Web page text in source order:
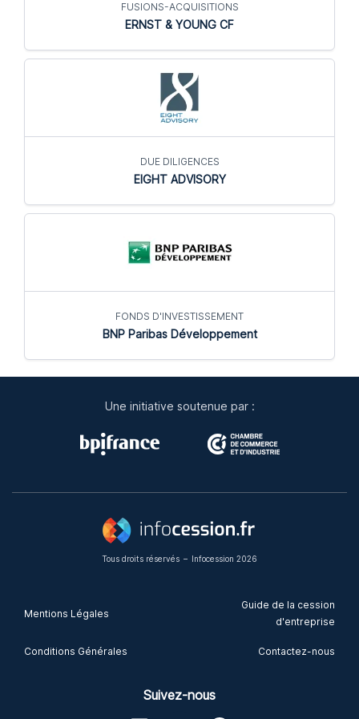
FUSIONS-ACQUISITIONS
ERNST & YOUNG CF
DUE DILIGENCES
EIGHT ADVISORY
FONDS D'INVESTISSEMENT
BNP Paribas Développement
Une initiative soutenue par :
Mentions Légales
Conditions Générales
Guide de la cession
d'entreprise
Contactez-nous
Tous droits réservés – Infocession 2026
Suivez-nous